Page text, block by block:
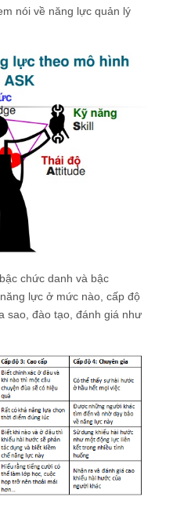
nói về năng lực quản lý
chức danh và bậc
lực ở mức nào, cấp độ
sao, đào tạo, đánh giá như